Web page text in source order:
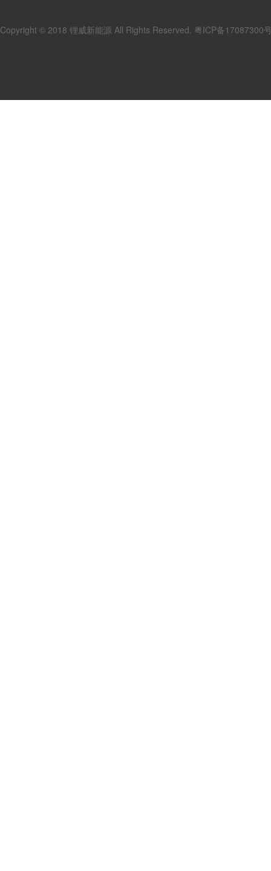
Copyright © 2018 锂威新能源 All Rights Reserved. 粤ICP备17087300